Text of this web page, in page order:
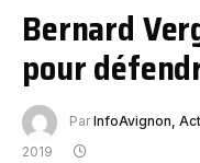
Bernard
pour
Par InfoAvignon,
2019